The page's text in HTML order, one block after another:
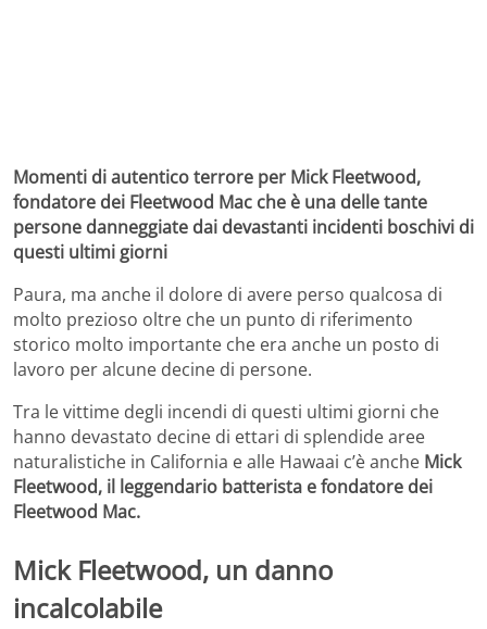
Momenti di autentico terrore per Mick Fleetwood,
fondatore dei Fleetwood Mac che è una delle tante
persone danneggiate dai devastanti incidenti boschivi di
questi ultimi giorni
Paura, ma anche il dolore di avere perso qualcosa di
molto prezioso oltre che un punto di riferimento
storico molto importante che era anche un posto di
lavoro per alcune decine di persone.
Tra le vittime degli incendi di questi ultimi giorni che
hanno devastato decine di ettari di splendide aree
naturalistiche in California e alle Hawaai c’è anche Mick
Fleetwood, il leggendario batterista e fondatore dei
Fleetwood Mac.
Mick Fleetwood, un danno
incalcolabile